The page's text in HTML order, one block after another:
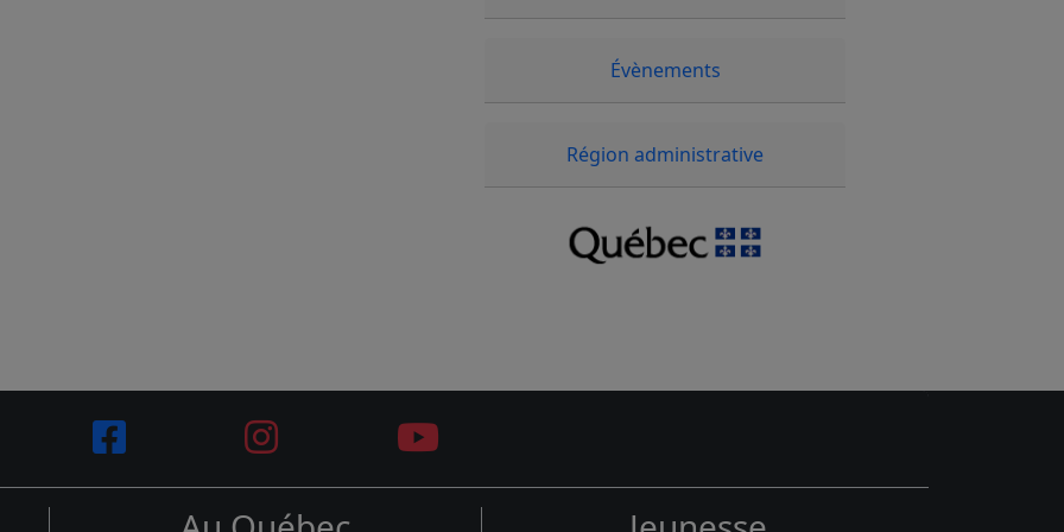
Évènements
Région administrative